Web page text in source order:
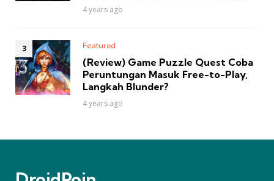
4 years ago
Featured
(Review) Game Puzzle Quest Coba
Peruntungan Masuk Free-to-Play,
Langkah Blunder?
4 years ago